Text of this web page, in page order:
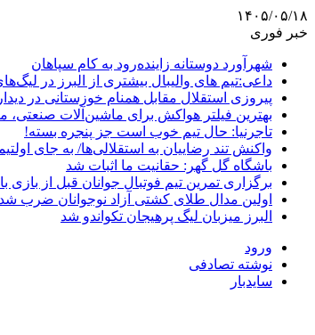
۱۴۰۵/۰۵/۱۸
خبر فوری
شهرآورد دوستانه زاینده‌رود به کام سپاهان
داعی:تیم های والیبال بیشتری از البرز در
پیروزی استقلال مقابل همنام خوزستانی در
بهترین فیلتر هواکش برای ماشین‌آلات
تاجرنیا: حال تیم خوب است جز پنجره بسته!
واکنش تند رضاییان به استقلالی‌ها/ به جای
باشگاه گل گهر: حقانیت ما اثبات شد
برگزاری تمرین تیم فوتبال جوانان قبل از بازی
اولین مدال طلای کشتی آزاد نوجوانان ضرب
البرز میزبان لیگ پرهیجان تکواندو شد
ورود
نوشته تصادفی
سایدبار